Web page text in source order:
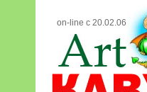
on-line с 20.02.06